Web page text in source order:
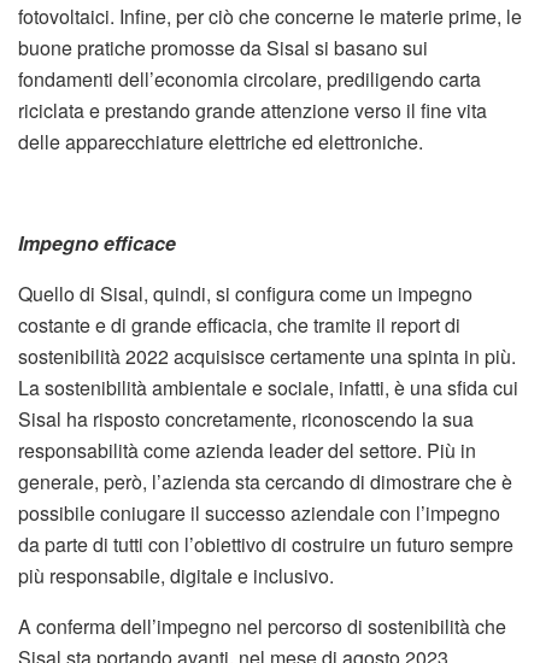
fotovoltaici. Infine, per ciò che concerne le materie prime, le
buone pratiche promosse da Sisal si basano sui
fondamenti dell’economia circolare, prediligendo carta
riciclata e prestando grande attenzione verso il fine vita
delle apparecchiature elettriche ed elettroniche.
Impegno efficace
Quello di Sisal, quindi, si configura come un impegno
costante e di grande efficacia, che tramite il report di
sostenibilità 2022 acquisisce certamente una spinta in più.
La sostenibilità ambientale e sociale, infatti, è una sfida cui
Sisal ha risposto concretamente, riconoscendo la sua
responsabilità come azienda leader del settore. Più in
generale, però, l’azienda sta cercando di dimostrare che è
possibile coniugare il successo aziendale con l’impegno
da parte di tutti con l’obiettivo di costruire un futuro sempre
più responsabile, digitale e inclusivo.
A conferma dell’impegno nel percorso di sostenibilità che